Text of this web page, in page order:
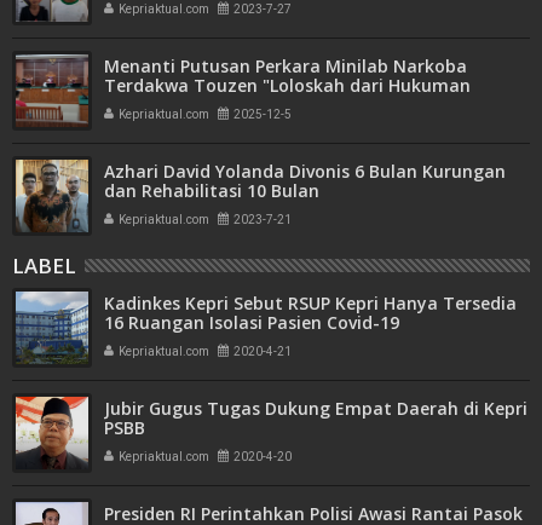
Kepriaktual.com 2023-7-27
Menanti Putusan Perkara Minilab Narkoba
Terdakwa Touzen "Loloskah dari Hukuman
Seumur Hidup atau Mati"
Kepriaktual.com 2025-12-5
Azhari David Yolanda Divonis 6 Bulan Kurungan
dan Rehabilitasi 10 Bulan
Kepriaktual.com 2023-7-21
LABEL
Kadinkes Kepri Sebut RSUP Kepri Hanya Tersedia
16 Ruangan Isolasi Pasien Covid-19
Kepriaktual.com 2020-4-21
Jubir Gugus Tugas Dukung Empat Daerah di Kepri
PSBB
Kepriaktual.com 2020-4-20
Presiden RI Perintahkan Polisi Awasi Rantai Pasok